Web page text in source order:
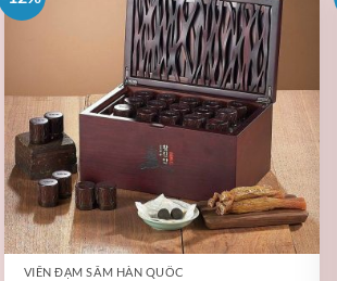
VIÊN ĐẠM SÂM HÀN QUỐC